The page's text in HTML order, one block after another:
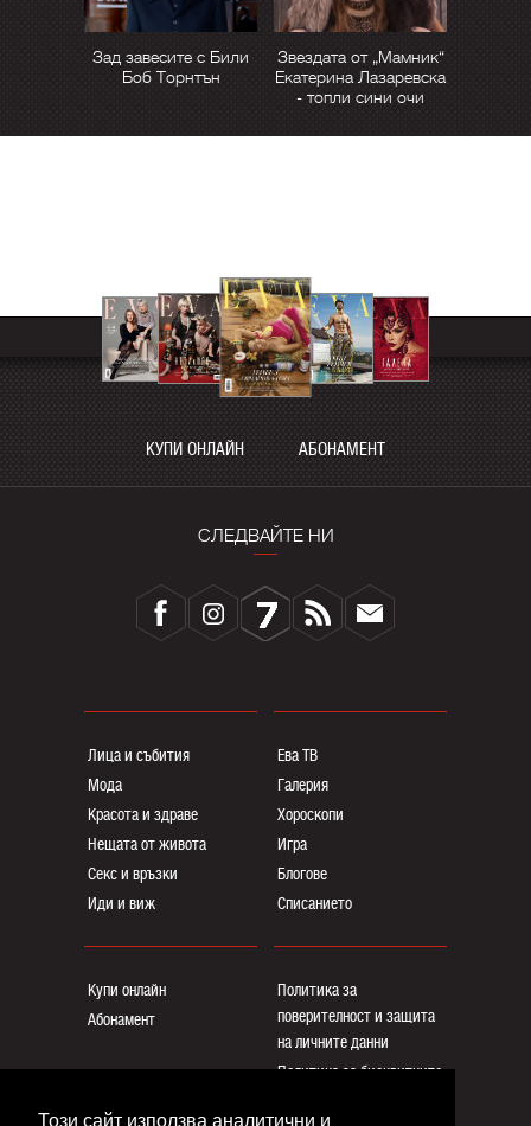
Този сайт използва аналитични и
Зад завесите с Били
Боб Торнтън
Звездата от „Мамник“
Екатерина Лазаревска
- топли сини очи
КУПИ ОНЛАЙН АБОНАМЕНТ
СЛЕДВАЙТЕ НИ
Лица и събития
Мода
Красота и здраве
Нещата от живота
Секс и връзки
Иди и виж
Ева ТВ
Галерия
Хороскопи
Игра
Блогoве
Списанието
Купи онлайн
Абонамент
Политика за
поверителност и защита
на личните данни
Политика за бисквитките